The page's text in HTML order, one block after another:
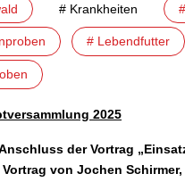
# Krankheiten
# Lebendfutter
2025
der Vortrag „
Vortrag von Jochen